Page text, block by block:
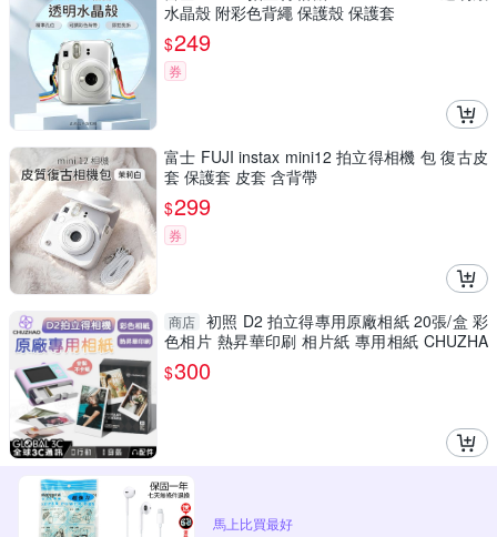
水晶殼 附彩色背繩 保護殼 保護套
$249
券
富士 FUJI instax mini12 拍立得相機 包 復古皮
套 保護套 皮套 含背帶
$299
券
商店 初照 D2 拍立得專用原廠相紙 20張/盒 彩
色相片 熱昇華印刷 相片紙 專用相紙 CHUZHA
O
$300
馬上比買最好